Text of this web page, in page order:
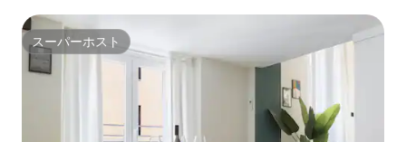
スーパーホスト
スーパーホスト